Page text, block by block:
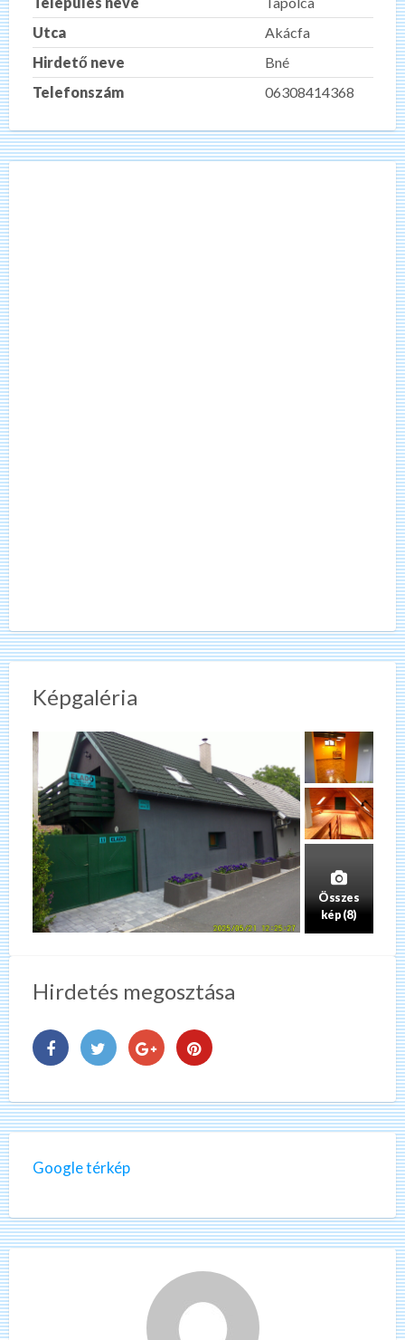
Utca
Akácfa
Hirdető neve
Bné
Telefonszám
06308414368
Képgaléria
Összes
kép (8)
Hirdetés megosztása
Google térkép